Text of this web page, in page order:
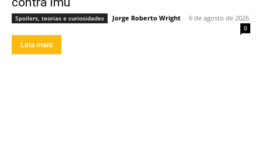
Spoilers, teorias e curiosidades Jorge Roberto Wright - 6 de agosto de 2026
0
Leia mais